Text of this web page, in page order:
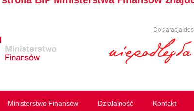
Deklaracja
Ministerstwo Finansów Działalność Kontakt